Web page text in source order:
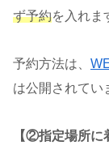
ず予約を入れま
予約方法は、
は公開されてい
【②指定場所に